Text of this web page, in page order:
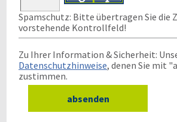
Spamschutz: Bitte übertragen Sie die
vorstehende Kontrollfeld!
Zu Ihrer Information & Sicherheit:
Datenschutzhinweise, denen Sie mit
zustimmen.